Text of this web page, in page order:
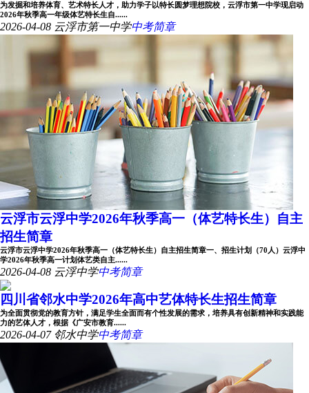
为发掘和培养体育、艺术特长人才，助力学子以特长圆梦理想院校，云浮市第一中学现启动
2026年秋季高一年级体艺特长生自......
2026-04-08 云浮市第一中学中考简章
云浮市云浮中学2026年秋季高一（体艺特长生）自主
招生简章
云浮市云浮中学2026年秋季高一（体艺特长生）自主招生简章一、招生计划（70人）云浮中
学2026年秋季高一计划体艺类自主......
2026-04-08 云浮中学中考简章
四川省邻水中学2026年高中艺体特长生招生简章
为全面贯彻党的教育方针，满足学生全面而有个性发展的需求，培养具有创新精神和实践能
力的艺体人才，根据《广安市教育......
2026-04-07 邻水中学中考简章